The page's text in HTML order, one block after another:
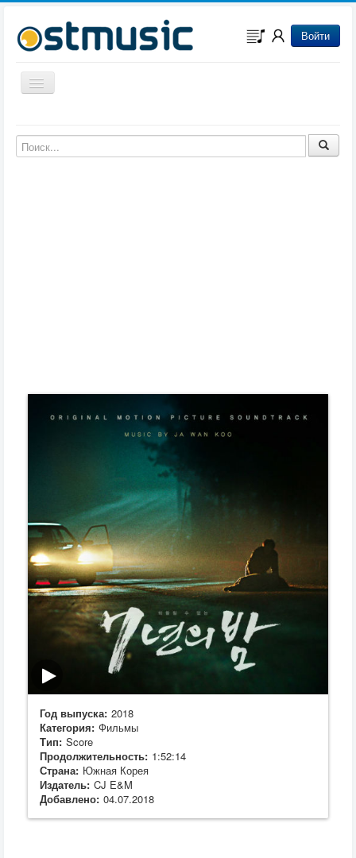
Войти
Включить/выключить навигацию
Музыка из мультфильмов
Музыка из сериалов
Год выпуска: 2018
Категория: Фильмы
Тип: Score
Продолжительность: 1:52:14
Страна: Южная Корея
Издатель: CJ E&M
Добавлено: 04.07.2018